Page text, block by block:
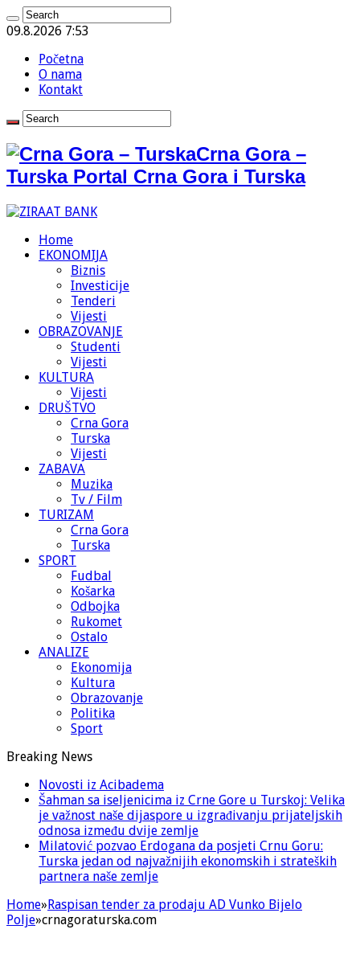
09.8.2026 7:53
Početna
O nama
Kontakt
Crna Gora –
Turska Portal Crna Gora i Turska
Home
EKONOMIJA
Biznis
Investicije
Tenderi
Vijesti
OBRAZOVANJE
Studenti
Vijesti
KULTURA
Vijesti
DRUŠTVO
Crna Gora
Turska
Vijesti
ZABAVA
Muzika
Tv / Film
TURIZAM
Crna Gora
Turska
SPORT
Fudbal
Košarka
Odbojka
Rukomet
Ostalo
ANALIZE
Ekonomija
Kultura
Obrazovanje
Politika
Sport
Breaking News
Novosti iz Acibadema
Šahman sa iseljenicima iz Crne Gore u Turskoj: Velika
je važnost naše dijaspore u izgrađivanju prijateljskih
odnosa između dvije zemlje
Milatović pozvao Erdogana da posjeti Crnu Goru:
Turska jedan od najvažnijih ekonomskih i strateških
partnera naše zemlje
Home»Raspisan tender za prodaju AD Vunko Bijelo
Polje»crnagoraturska.com